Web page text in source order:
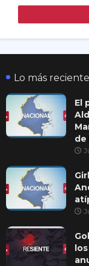
Lo más reciente
El
de